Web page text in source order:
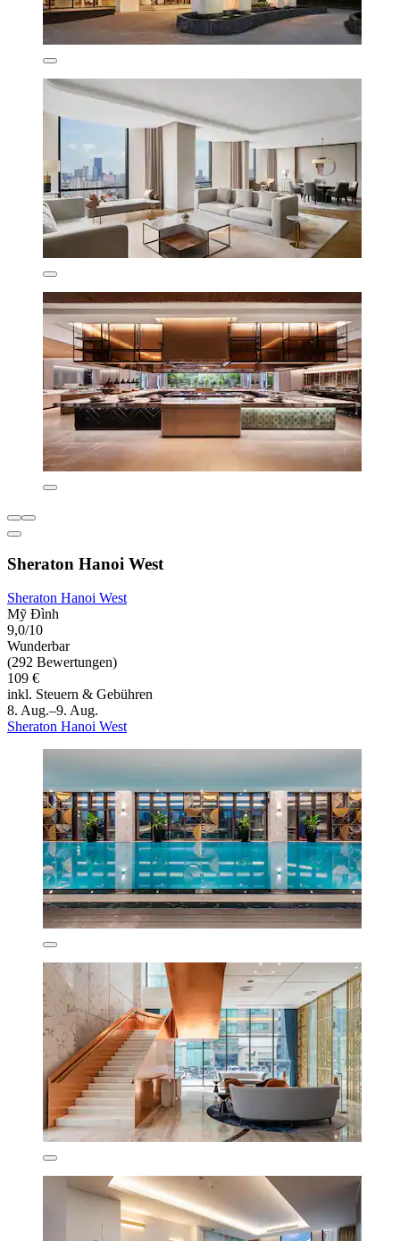
Sheraton Hanoi West
Sheraton Hanoi West
Mỹ Đình
9,0/10
Wunderbar
(292 Bewertungen)
109 €
inkl. Steuern & Gebühren
8. Aug.–9. Aug.
Sheraton Hanoi West